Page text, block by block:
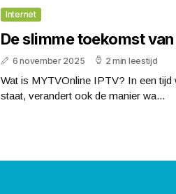
Internet
De slimme toekomst
6 november 2025 2 min leestijd
Wat is MYTVOnline IPTV? In een tijd
staat, verandert ook de manier wa...